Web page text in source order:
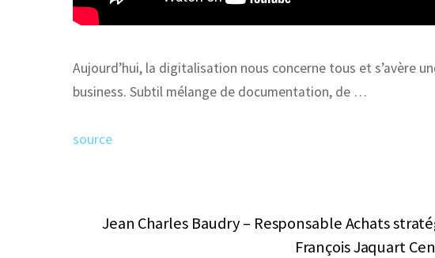
Aujourd’hui, la digitalisation nous concerne tous et s’avère
business. Subtil mélange de documentation, de …
source
Jean Charles Baudry – Responsable Achats
François Jaquart